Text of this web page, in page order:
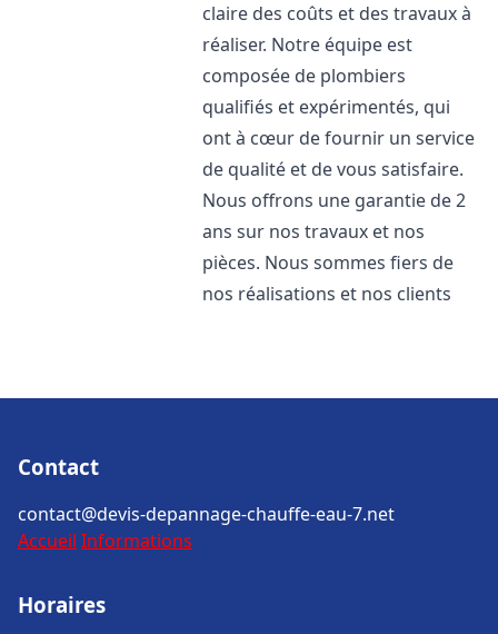
claire des coûts et des travaux à
réaliser. Notre équipe est
composée de plombiers
qualifiés et expérimentés, qui
ont à cœur de fournir un service
de qualité et de vous satisfaire.
Nous offrons une garantie de 2
ans sur nos travaux et nos
pièces. Nous sommes fiers de
nos réalisations et nos clients
Contact
contact@devis-depannage-chauffe-eau-7.net
Accueil Informations
Horaires